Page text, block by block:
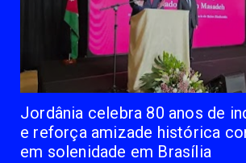
Jordânia celebra 80 anos de
e reforça amizade histórica
em solenidade em Brasília